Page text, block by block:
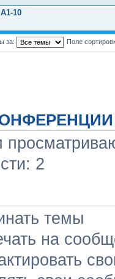
10
за: Поле
2
темы
на